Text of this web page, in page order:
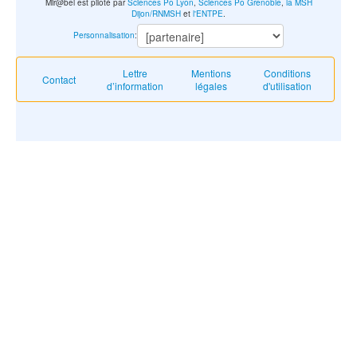
Contact
Lettre
d’information
Mentions
légales
Conditions
d'utilisation
Mir@bel est piloté parSciences Po Lyon, Sciences Po Grenoble, la MSH
Dijon/RNMSH et l'ENTPE.
Personnalisation: